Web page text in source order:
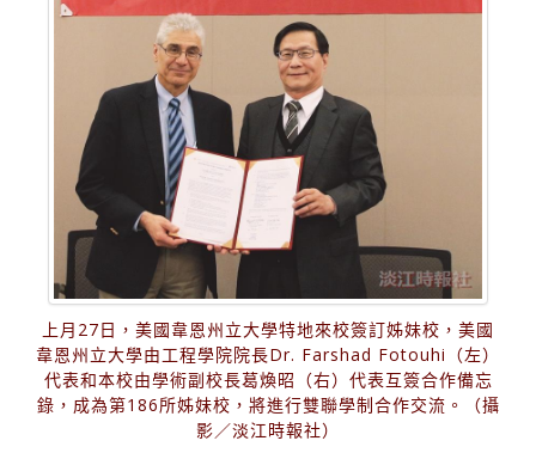
上月27日，美國韋恩州立大學特地來校簽訂姊妹校，美國
韋恩州立大學由工程學院院長Dr. Farshad Fotouhi（左）
代表和本校由學術副校長葛煥昭（右）代表互簽合作備忘
錄，成為第186所姊妹校，將進行雙聯學制合作交流。（攝
影／淡江時報社）